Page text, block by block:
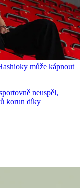
může kápnout
neuspěl,
korun díky